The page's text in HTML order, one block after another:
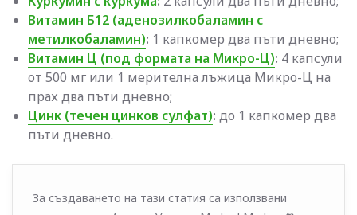
Витамин Б12 (аденозилкобаламин с
метилкобаламин): 1 капкомер два пъти дневно;
Витамин Ц (под формата на Микро-Ц): 4 капсули
от 500 мг или 1 мерителна лъжица Микро-Ц на
прах два пъти дневно;
Цинк (течен цинков сулфат): до 1 капкомер два
пъти дневно.
За създаването на тази статия са използвани